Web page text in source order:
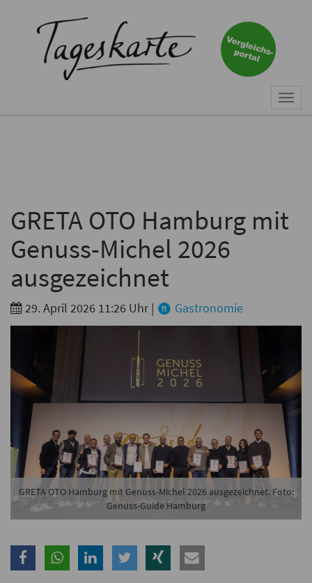
GRETA OTO Hamburg mit
Genuss-Michel 2026
ausgezeichnet
29. April 2026 11:26 Uhr | Gastronomie
GRETA OTO Hamburg mit Genuss-Michel 2026 ausgezeichnet. Foto:
Genuss-Guide Hamburg
Keine Nachricht mehr
verpassen!
E-Mail *
Branche
Ich möchte folgende Newsletter erhalten
Tageskarte-Newsletter (gegen 8.30 Uhr)
Ich habe die
Datenschutzerklärung
zur Kenntnis
genommen.
Anmelden